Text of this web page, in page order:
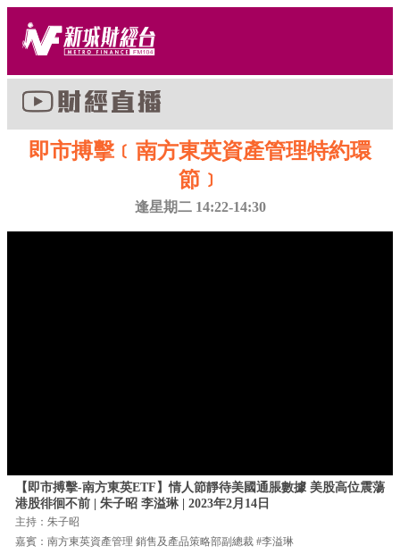
即市搏擊﹝南方東英資產管理特約環
節﹞
逢星期二 14:22-14:30
【即市搏擊-南方東英ETF】情人節靜待美國通脹數據 美股高位震蕩
港股徘徊不前 | 朱子昭 李溢琳 | 2023年2月14日
主持：朱子昭
嘉賓：南方東英資產管理 銷售及產品策略部副總裁 #李溢琳